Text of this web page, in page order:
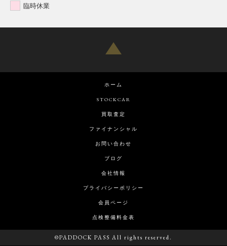
臨時休業
ホーム
STOCKCAR
買取査定
ファイナンシャル
お問い合わせ
ブログ
会社情報
プライバシーポリシー
会員ページ
点検整備料金表
©PADDOCK PASS All rights reserved.